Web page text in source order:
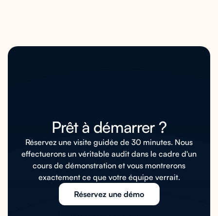
Prêt à démarrer ?
Réservez une visite guidée de 30 minutes. Nous
effectuerons un véritable audit dans le cadre d'un
cours de démonstration et vous montrerons
exactement ce que votre équipe verrait.
Réservez une démo